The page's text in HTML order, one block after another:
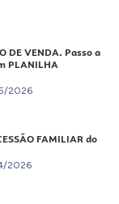
DE VENDA. Passo a
PLANILHA
2026
FAMILIAR do
2026